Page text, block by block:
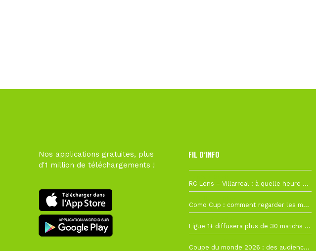
Nos applications gratuites, plus
d'1 million de téléchargements !
FIL D’INFO
RC Lens – Villarreal : à quelle heure et sur quelle chaîne voir la finale de la Como Cup ?
Como Cup : comment regarder les matchs du RC Lens en direct ?
Ligue 1+ diffusera plus de 30 matchs amicaux avant la reprise de la Ligue 1
Coupe du monde 2026 : des audiences record, mais M6 devrait perdre très gros !